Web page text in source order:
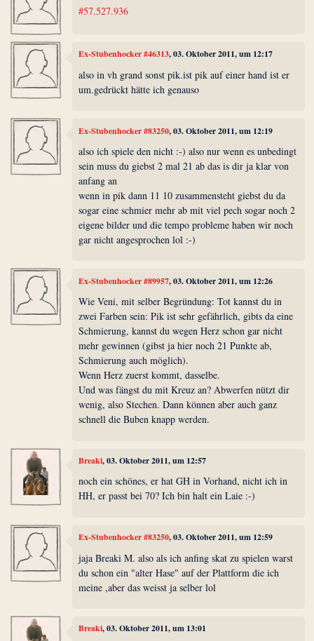
#57.527.936
Ex-Stubenhocker #46313, 03. Oktober 2011, um 12:17
also in vh grand sonst pik.ist pik auf einer hand ist er
um.gedrückt hätte ich genauso
Ex-Stubenhocker #83250, 03. Oktober 2011, um 12:19
also ich spiele den nicht :-) also nur wenn es unbedingt
sein muss du giebst 2 mal 21 ab das is dir ja klar von
anfang an
wenn in pik dann 11 10 zusammensteht giebst du da
sogar eine schmier mehr ab mit viel pech sogar noch 2
eigene bilder und die tempo probleme haben wir noch
gar nicht angesprochen lol :-)
Ex-Stubenhocker #89957, 03. Oktober 2011, um 12:26
Wie Veni, mit selber Begründung: Tot kannst du in
zwei Farben sein: Pik ist sehr gefährlich, gibts da eine
Schmierung, kannst du wegen Herz schon gar nicht
mehr gewinnen (gibst ja hier noch 21 Punkte ab,
Schmierung auch möglich).
Wenn Herz zuerst kommt, dasselbe.
Und was fängst du mit Kreuz an? Abwerfen nützt dir
wenig, also Stechen. Dann können aber auch ganz
schnell die Buben knapp werden.
Breaki, 03. Oktober 2011, um 12:57
noch ein schönes, er hat GH in Vorhand, nicht ich in
HH, er passt bei 70? Ich bin halt ein Laie :-)
Ex-Stubenhocker #83250, 03. Oktober 2011, um 12:59
jaja Breaki M. also als ich anfing skat zu spielen warst
du schon ein "alter Hase" auf der Plattform die ich
meine ,aber das weisst ja selber lol
Breaki, 03. Oktober 2011, um 13:01